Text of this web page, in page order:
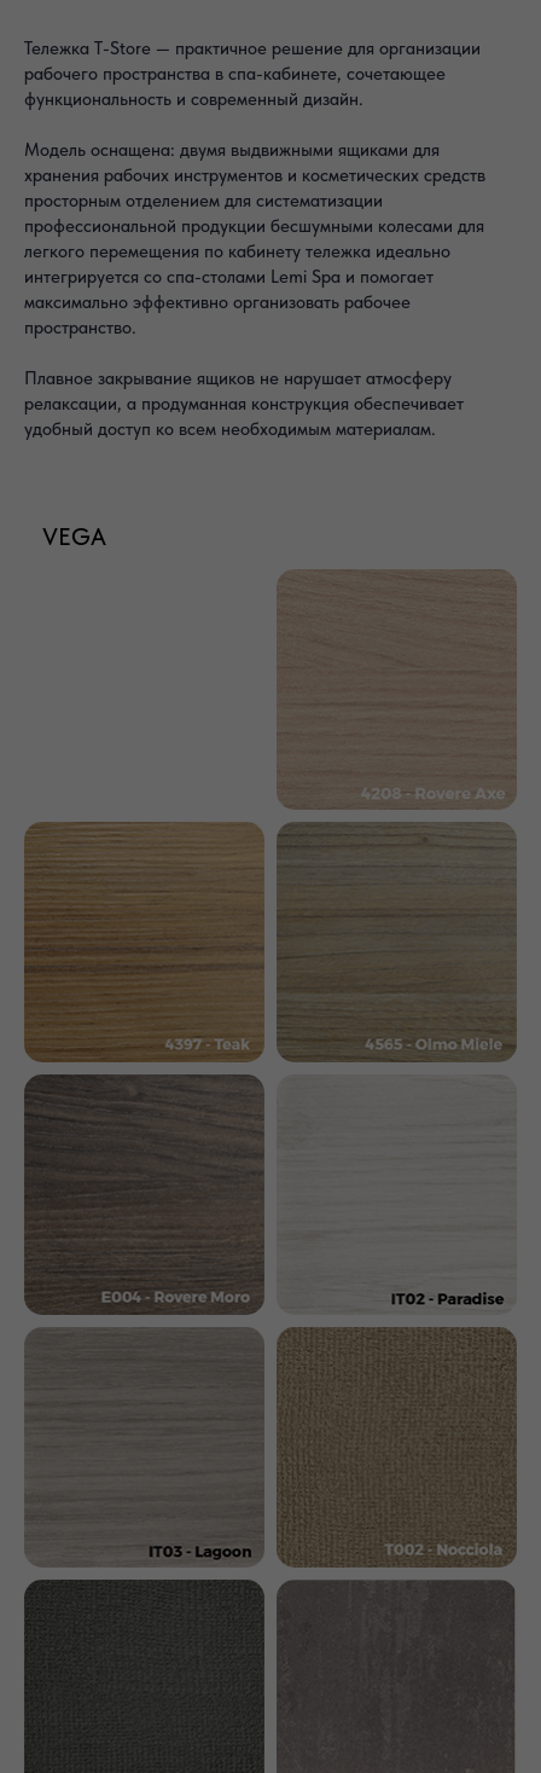
Тележка T-Store — практичное решение для организации
рабочего пространства в спа-кабинете, сочетающее
функциональность и современный дизайн.
Модель оснащена: двумя выдвижными ящиками для
хранения рабочих инструментов и косметических средств
просторным отделением для систематизации
профессиональной продукции бесшумными колесами для
легкого перемещения по кабинету тележка идеально
интегрируется со спа-столами Lemi Spa и помогает
максимально эффективно организовать рабочее
пространство.
Плавное закрывание ящиков не нарушает атмосферу
релаксации, а продуманная конструкция обеспечивает
удобный доступ ко всем необходимым материалам.
VEGA
ПОЛУЧИТЕ УСЛОВИЯ
ПРИОБРЕТЕНИЯ
ОБОРУДОВАНИЯ LEMI
индивидуальный расчет стоимости, подбор
оборудования, возможности персонализации